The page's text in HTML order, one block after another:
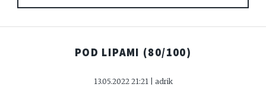
POD LIPAMI (80/100)
13.05.2022 21:21 | adrik